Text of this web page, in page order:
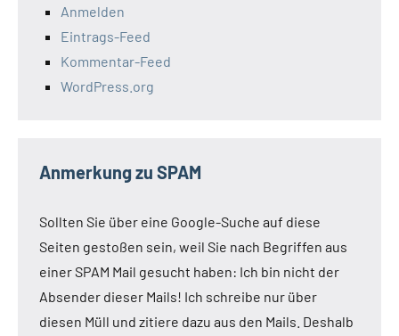
Anmelden
Eintrags-Feed
Kommentar-Feed
WordPress.org
Anmerkung zu SPAM
Sollten Sie über eine Google-Suche auf diese
Seiten gestoßen sein, weil Sie nach Begriffen aus
einer SPAM Mail gesucht haben: Ich bin nicht der
Absender dieser Mails! Ich schreibe nur über
diesen Müll und zitiere dazu aus den Mails. Deshalb